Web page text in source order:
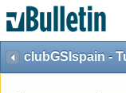
clubGSIspain -